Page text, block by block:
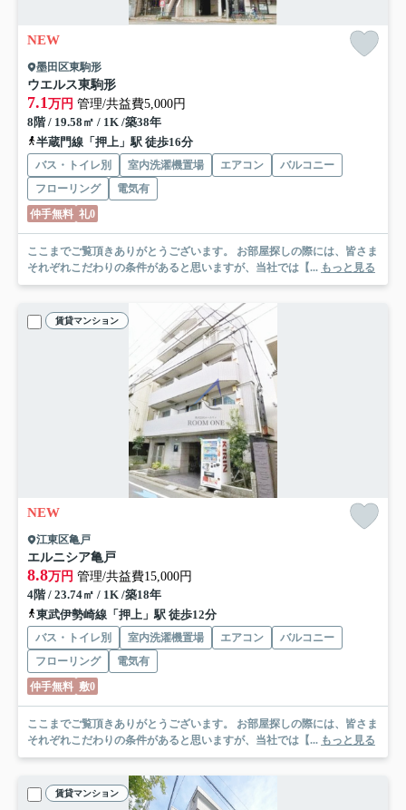
NEW
墨田区東駒形
ウエルス東駒形
7.1 万円 管理/共益費5,000円
8階 / 19.58㎡ / 1K /築38年
半蔵門線「押上」駅 徒歩16分
バス・トイレ別 室内洗濯機置場 エアコン
バルコニー
フローリング
電気有
仲手無料 礼0
ここまでご覧頂きありがとうございます。 お部屋探しの際には、皆さま
それぞれこだわりの条件があると思いますが、当社では【... もっと見る
賃貸マンション
NEW
江東区亀戸
エルニシア亀戸
8.8万円 管理/共益費15,000円
4階 / 23.74㎡ / 1K /築18年
東武伊勢崎線「押上」駅 徒歩12分
バス・トイレ別 室内洗濯機置場 エアコン
バルコニー
フローリング
電気有
仲手無料 敷0
ここまでご覧頂きありがとうございます。 お部屋探しの際には、皆さま
それぞれこだわりの条件があると思いますが、当社では【... もっと見る
賃貸マンション